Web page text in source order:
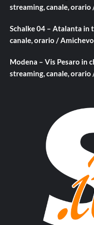
streaming, canale,
Schalke 04 – Atalanta in
canale, orario /
Modena – Vis Pesaro in
streaming, canale,